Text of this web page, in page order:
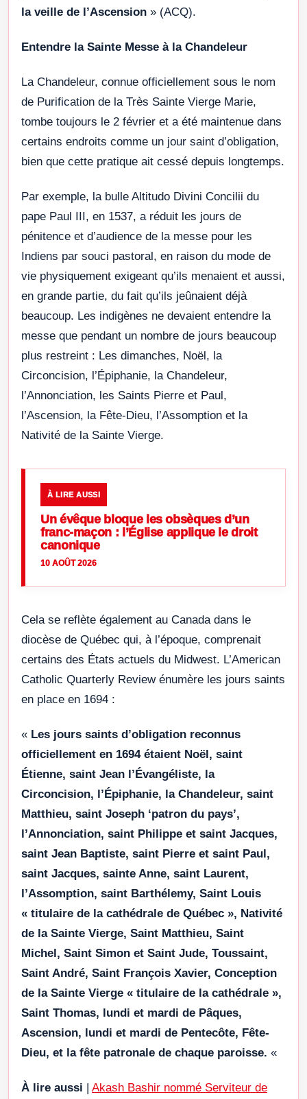
la veille de l’Ascension » (ACQ).
Entendre la Sainte Messe à la Chandeleur
La Chandeleur, connue officiellement sous le nom
de Purification de la Très Sainte Vierge Marie,
tombe toujours le 2 février et a été maintenue dans
certains endroits comme un jour saint d’obligation,
bien que cette pratique ait cessé depuis longtemps.
Par exemple, la bulle Altitudo Divini Concilii du
pape Paul III, en 1537, a réduit les jours de
pénitence et d’audience de la messe pour les
Indiens par souci pastoral, en raison du mode de
vie physiquement exigeant qu’ils menaient et aussi,
en grande partie, du fait qu’ils jeûnaient déjà
beaucoup. Les indigènes ne devaient entendre la
messe que pendant un nombre de jours beaucoup
plus restreint : Les dimanches, Noël, la
Circoncision, l’Épiphanie, la Chandeleur,
l’Annonciation, les Saints Pierre et Paul,
l’Ascension, la Fête-Dieu, l’Assomption et la
Nativité de la Sainte Vierge.
À LIRE AUSSI
Un évêque bloque les obsèques d’un
franc-maçon : l’Église applique le droit
canonique
10 AOÛT 2026
Cela se reflète également au Canada dans le
diocèse de Québec qui, à l’époque, comprenait
certains des États actuels du Midwest. L’American
Catholic Quarterly Review énumère les jours saints
en place en 1694 :
« Les jours saints d’obligation reconnus
officiellement en 1694 étaient Noël, saint
Étienne, saint Jean l’Évangéliste, la
Circoncision, l’Épiphanie, la Chandeleur, saint
Matthieu, saint Joseph ‘patron du pays’,
l’Annonciation, saint Philippe et saint Jacques,
saint Jean Baptiste, saint Pierre et saint Paul,
saint Jacques, sainte Anne, saint Laurent,
l’Assomption, saint Barthélemy, Saint Louis
« titulaire de la cathédrale de Québec », Nativité
de la Sainte Vierge, Saint Matthieu, Saint
Michel, Saint Simon et Saint Jude, Toussaint,
Saint André, Saint François Xavier, Conception
de la Sainte Vierge « titulaire de la cathédrale »,
Saint Thomas, lundi et mardi de Pâques,
Ascension, lundi et mardi de Pentecôte, Fête-
Dieu, et la fête patronale de chaque paroisse. «
À lire aussi | Akash Bashir nommé Serviteur de